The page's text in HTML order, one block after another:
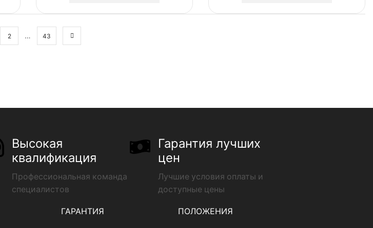
2 … 43
Высокая
квалификация
Профессиональная команда
специалистов
Гарантия лучших
цен
Лучшие условия оплаты и
доступные цены
ГАРАНТИЯ ПОЛОЖЕНИЯ